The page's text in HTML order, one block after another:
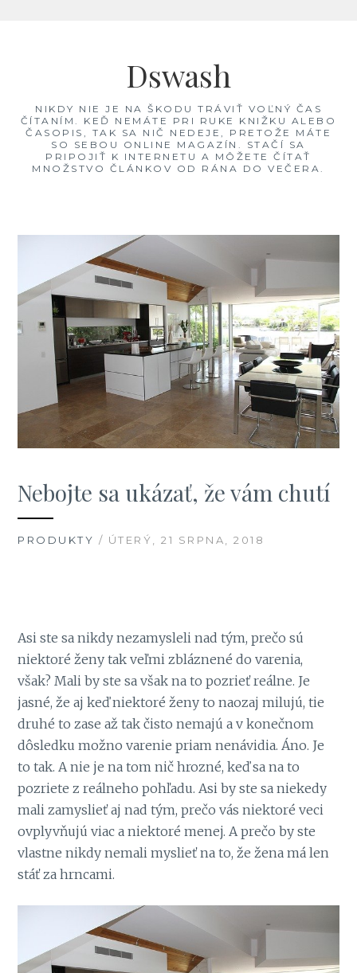
Dswash
NIKDY NIE JE NA ŠKODU TRÁVIŤ VOĽNÝ ČAS
ČÍTANÍM. KEĎ NEMÁTE PRI RUKE KNIŽKU ALEBO
ČASOPIS, TAK SA NIČ NEDEJE, PRETOŽE MÁTE
SO SEBOU ONLINE MAGAZÍN. STAČÍ SA
PRIPOJIŤ K INTERNETU A MÔŽETE ČÍTAŤ
MNOŽSTVO ČLÁNKOV OD RÁNA DO VEČERA.
Nebojte sa ukázať, že vám chutí
PRODUKTY / ÚTERÝ, 21 SRPNA, 2018
Asi ste sa nikdy nezamysleli nad tým, prečo sú
niektoré ženy tak veľmi zbláznené do varenia,
však? Mali by ste sa však na to pozrieť reálne. Je
jasné, že aj keď niektoré ženy to naozaj milujú, tie
druhé to zase až tak čisto nemajú a v konečnom
dôsledku možno varenie priam nenávidia. Áno. Je
to tak. A nie je na tom nič hrozné, keď sa na to
pozriete z reálneho pohľadu. Asi by ste sa niekedy
mali zamyslieť aj nad tým, prečo vás niektoré veci
ovplyvňujú viac a niektoré menej. A prečo by ste
vlastne nikdy nemali myslieť na to, že žena má len
stáť za hrncami.